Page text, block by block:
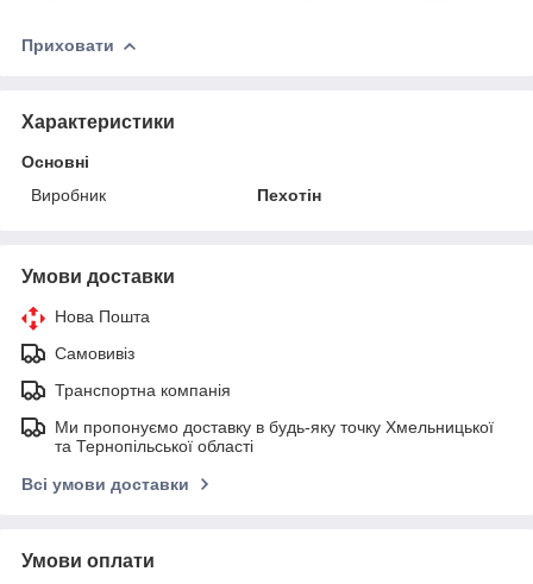
Приховати
Характеристики
Основні
Виробник
Пехотін
Умови доставки
Нова Пошта
Самовивіз
Транспортна компанія
Ми пропонуємо доставку в будь-яку точку Хмельницької
та Тернопільської області
Всі умови доставки
Умови оплати